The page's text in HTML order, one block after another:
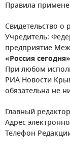
Правила
Свидетельство о
Учредитель:
предприятие
«Россия сегодня»
При любом
РИА Новости
обязательна не
Главный
Адрес
Телефон